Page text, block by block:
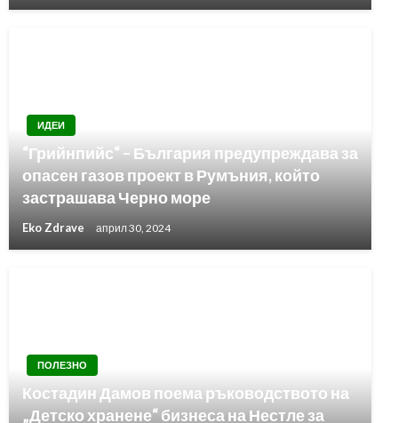
ИДЕИ
“Грийнпийс“ – България предупреждава за
опасен газов проект в Румъния, който
застрашава Черно море
Eko Zdrave април 30, 2024
ПОЛЕЗНО
Костадин Дамов поема ръководството на
„Детско хранене“ бизнеса на Нестле за